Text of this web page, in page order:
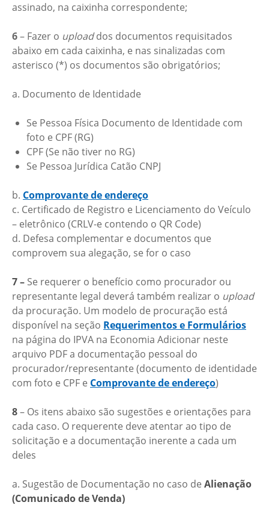
assinado, na caixinha correspondente;
6– Fazer o uploaddos documentos requisitados
abaixo em cada caixinha, e nas sinalizadas com
asterisco (*) os documentos são obrigatórios;
a. Documento de Identidade
Se Pessoa Física Documento de Identidade com
foto e CPF (RG)
CPF (Se não tiver no RG)
Se Pessoa Jurídica Catão CNPJ
b. Comprovante de endereço
c. Certificado de Registro e Licenciamento do Veículo
– eletrônico (CRLV-e contendo o QR Code)
d. Defesa complementar e documentos que
comprovem sua alegação, se for o caso
7 – Se requerer o benefício como procurador ou
representante legal deverá também realizar o upload
da procuração. Um modelo de procuração está
disponível na seção Requerimentos e Formulários
na página do IPVA na Economia Adicionar neste
arquivo PDF a documentação pessoal do
procurador/representante (documento de identidade
com foto e CPF e Comprovante de endereço)
8– Os itens abaixo são sugestões e orientações para
cada caso. O requerente deve atentar ao tipo de
solicitação e a documentação inerente a cada um
deles
a. Sugestão de Documentação no caso de Alienação
(Comunicado de Venda)